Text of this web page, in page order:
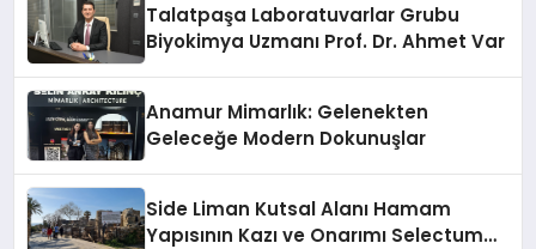
Talatpaşa Laboratuvarlar Grubu
Biyokimya Uzmanı Prof. Dr. Ahmet Var
Anamur Mimarlık: Gelenekten
Geleceğe Modern Dokunuşlar
Side Liman Kutsal Alanı Hamam
Yapısının Kazı ve Onarımı Selectum